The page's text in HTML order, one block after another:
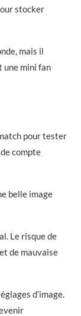
stocker
mais il
une mini fan
pour tester
compte
belle image
Le risque de
de mauvaise
d’image.